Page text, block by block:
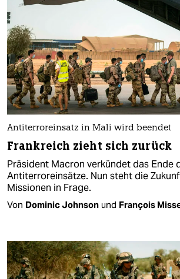
Antiterroreinsatz in Mali wird beendet
Frankreich zieht sich zurück
Präsident Macron verkündet das Ende
Antiterroreinsätze. Nun steht die
Missionen in Frage.
Von Dominic Johnson und François